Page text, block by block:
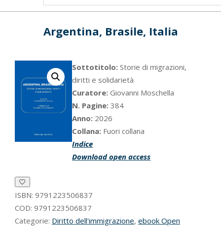
Argentina, Brasile, Italia
Sottotitolo: Storie di migrazioni,
diritti e solidarietà
Curatore:Giovanni Moschella
N. Pagine: 384
Anno: 2026
Collana: Fuori collana
Indice
Download open access
ISBN: 9791223506837
COD: 9791223506837
Categorie: Diritto dell'immigrazione, ebook Open